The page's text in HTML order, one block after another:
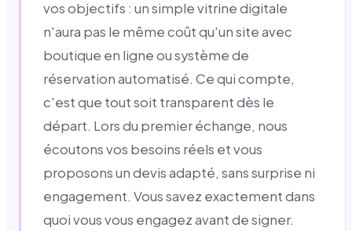
vos objectifs : un simple vitrine digitale
n'aura pas le même coût qu'un site avec
boutique en ligne ou système de
réservation automatisé. Ce qui compte,
c'est que tout soit transparent dès le
départ. Lors du premier échange, nous
écoutons vos besoins réels et vous
proposons un devis adapté, sans surprise ni
engagement. Vous savez exactement dans
quoi vous vous engagez avant de signer.